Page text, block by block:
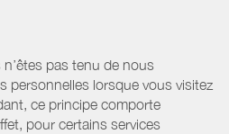
pas tenu de nous
personnelles lorsque vous visitez
ce principe comporte
pour certains services